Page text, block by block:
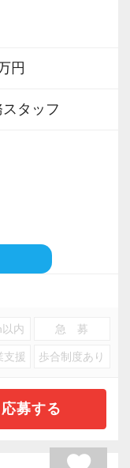
円
タッフ
内 急 募
支援 歩合制度あり
応募する